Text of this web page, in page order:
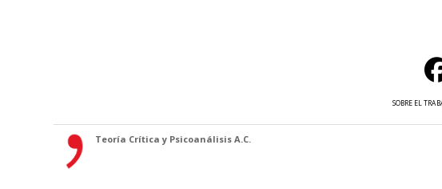
SOBRE EL
Teoría Crítica y Psicoanálisis A.C.